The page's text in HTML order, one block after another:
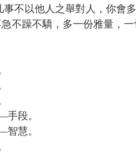
不以他人之舉對人，你會
不躁不驕，多一份雅量，一
段。
慧。